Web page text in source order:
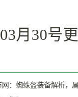
03月30号
网：蜘蛛盔装备解析，